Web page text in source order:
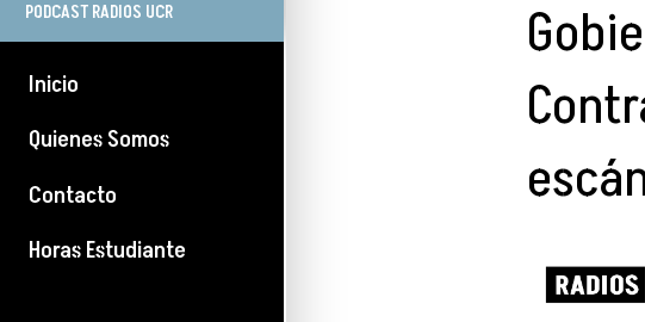
PODCAST RADIOS UCR
Inicio
Quienes Somos
Contacto
Horas Estudiante